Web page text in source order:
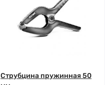
Струбцина пружинная 50